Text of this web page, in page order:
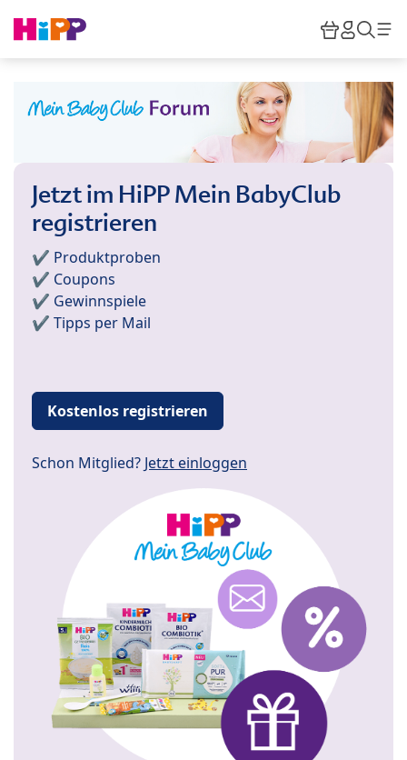
HiPP
Jetzt im HiPP Mein BabyClub
registrieren
✔️ Produktproben
✔️ Coupons
✔️ Gewinnspiele
✔️ Tipps per Mail
Kostenlos registrieren
Schon Mitglied? Jetzt einloggen